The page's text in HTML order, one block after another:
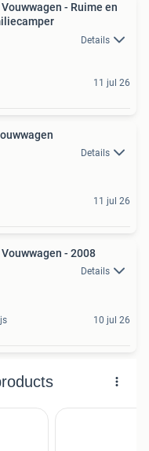
- Ruime en
Details
11 jul 26
Details
11 jul 26
- 2008
Details
10 jul 26